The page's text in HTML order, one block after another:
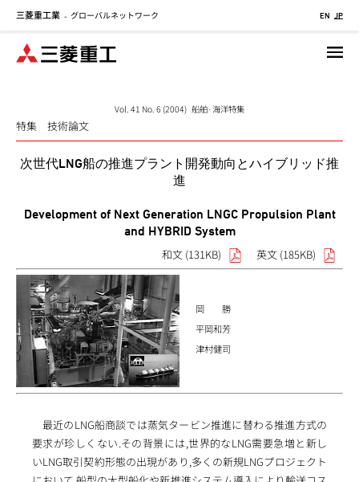
三菱重工業 - グローバルネットワーク EN JP
Vol. 41 No. 6 (2004) 船舶·海洋特集
特集 技術論文
次世代LNG船の推進プラント開発動向とハイブリッド推
進
Development of Next Generation LNGC Propulsion Plant
and HYBRID System
和文 (131KB)
英文 (185KB)
岡 勝
平岡和芳
津村健司
最近のLNG船商談では蒸気タービン推進に替わる推進方式の
要求が珍しくない.その背景には,世界的なLNG需要急増と新し
いLNG取引契約形態の出現があり,多くの新規LNGプロジェクト